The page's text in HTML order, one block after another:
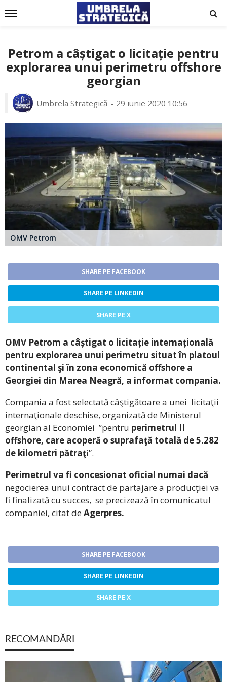
Petrom a câștigat o licitație pentru
explorarea unui perimetru offshore
georgian
Umbrela Strategică 29 iunie 2020 10:56
OMV Petrom
SHARE PE FACEBOOK
SHARE PE LINKEDIN
SHARE PE X
OMV Petrom a câștigat o licitație internațională
pentru explorarea unui perimetru situat în platoul
continental şi în zona economică offshore a
Georgiei din Marea Neagră, a informat compania.
Compania a fost selectată câştigătoare a unei licitaţii
internaţionale deschise, organizată de Ministerul
georgian al Economiei ”pentru perimetrul II
offshore, care acoperă o suprafaţă totală de 5.282
de kilometri pătraţi”.
Perimetrul va fi concesionat oficial numai dacă
negocierea unui contract de partajare a producţiei va
fi finalizată cu succes, se precizează în comunicatul
companiei, citat de Agerpres.
SHARE PE FACEBOOK
SHARE PE LINKEDIN
SHARE PE X
RECOMANDĂRI